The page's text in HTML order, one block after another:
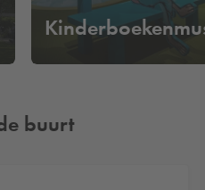
buurt